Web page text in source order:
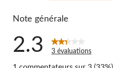
Note générale
2.3 3 évaluations